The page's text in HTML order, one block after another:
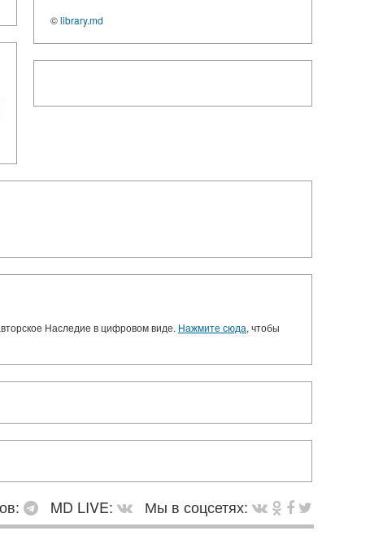
©library.md
Наследие в цифровом виде. Нажмите сюда, чтобы
MD LIVE:
Мы в соцсетях: